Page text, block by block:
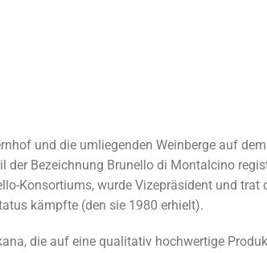
und die umliegenden Weinberge auf
der Bezeichnung Brunello di Montalcino
Konsortiums, wurde Vizepräsident und trat
kämpfte (den sie 1980 erhielt).
die auf eine qualitativ hochwertige